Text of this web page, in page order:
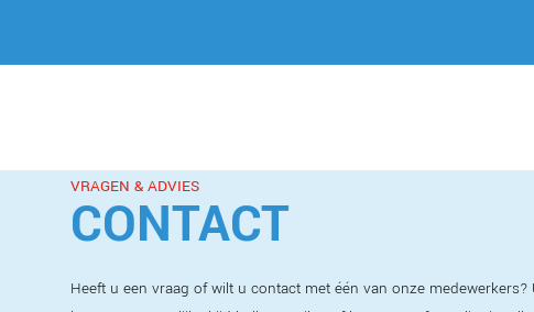
VRAGEN & ADVIES
CONTACT
Heeft u een vraag of wilt u contact met één van onze medewerkers?